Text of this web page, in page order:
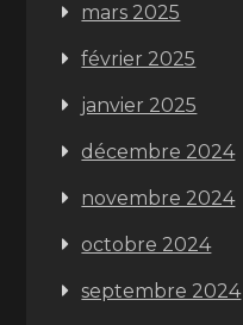
mars 2025
février 2025
janvier 2025
décembre 2024
novembre 2024
octobre 2024
septembre 2024